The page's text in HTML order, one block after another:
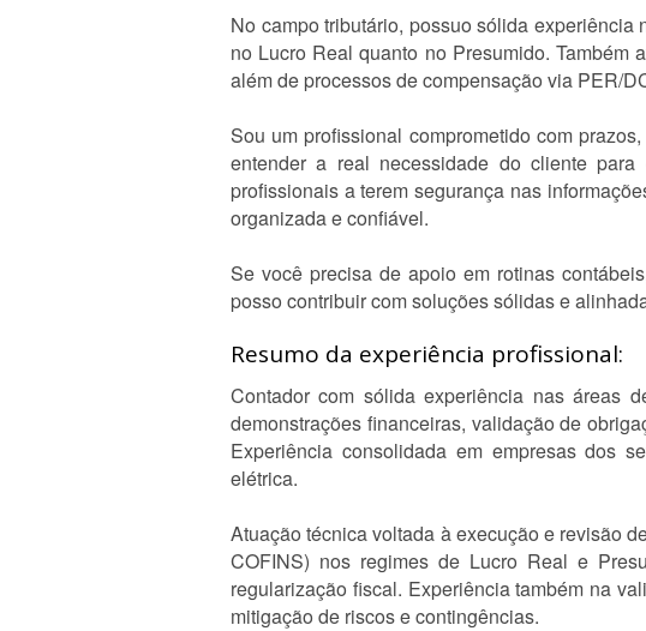
No campo tributário, possuo sólida
no Lucro Real quanto no Presumido. Também
além de processos de compensação via PER/
Sou um profissional comprometido com
entender a real necessidade do cliente
profissionais a terem segurança nas
organizada e confiável.
Se você precisa de apoio em rotinas
posso contribuir com soluções sólidas e
Resumo da experiência profissional:
Contador com sólida experiência nas áreas
demonstrações financeiras, validação de
Experiência consolidada em empresas dos
elétrica.
Atuação técnica voltada à execução e revisão
COFINS) nos regimes de Lucro Real e
regularização fiscal. Experiência também na
mitigação de riscos e contingências.